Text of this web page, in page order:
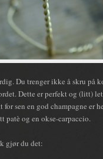
Du trenger ikke å skru på
Dette er perfekt og (litt)
sen en god champagne
patè og en okse-carpaccio.
gjør du det: